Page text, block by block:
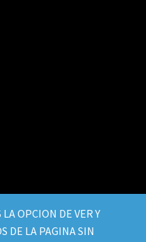
OPCION DE VER Y
DE LA PAGINA SIN